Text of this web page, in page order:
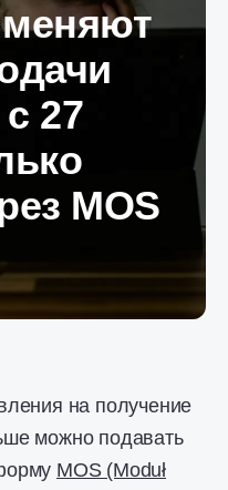
27
MOS
на получение
можно подавать
MOS (Moduł